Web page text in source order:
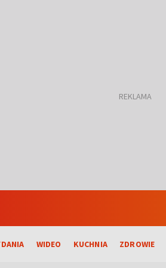
WIDEO KUCHNIA ZDROWIE